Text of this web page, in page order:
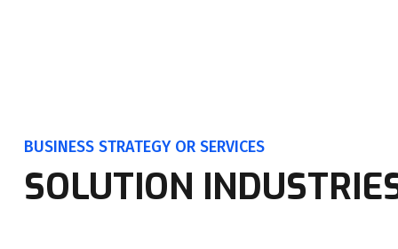
BUSINESS STRATEGY OR SERVICES
SOLUTION